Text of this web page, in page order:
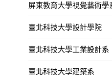
屏東教育大學視覺藝術學
臺北科技大學設計學院
臺北科技大學工業設計系
臺北科技大學建築系